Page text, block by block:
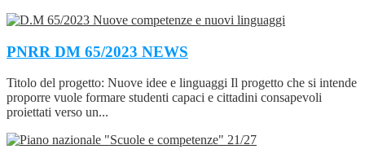
PNRR DM 65/2023 NEWS
Titolo del progetto: Nuove idee e linguaggi Il progetto che si intende
proporre vuole formare studenti capaci e cittadini consapevoli
proiettati verso un...